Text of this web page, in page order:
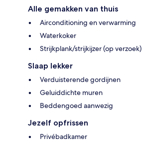
Alle gemakken van thuis
Airconditioning en verwarming
Waterkoker
Strijkplank/strijkijzer (op verzoek)
Slaap lekker
Verduisterende gordijnen
Geluiddichte muren
Beddengoed aanwezig
Jezelf opfrissen
Privébadkamer